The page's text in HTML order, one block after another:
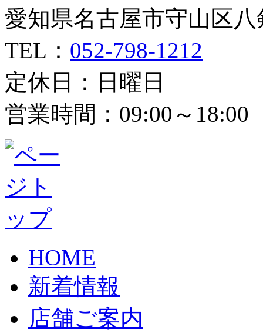
愛知県名古屋市守山区八
TEL： 052-798-1212
定休日：日曜日
営業時間：09:00～18:00
HOME
新着情報
店舗ご案内